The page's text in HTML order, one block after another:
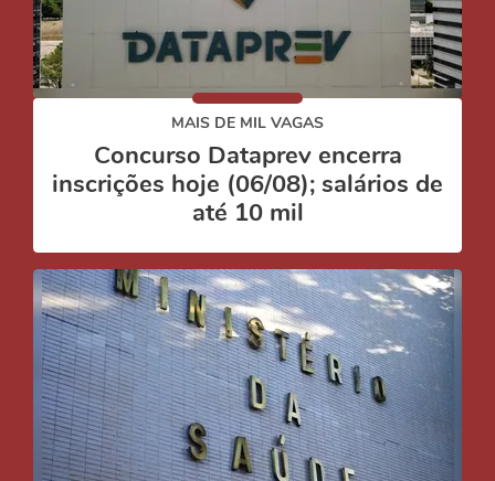
MAIS DE MIL VAGAS
Concurso Dataprev encerra
inscrições hoje (06/08); salários de
até 10 mil